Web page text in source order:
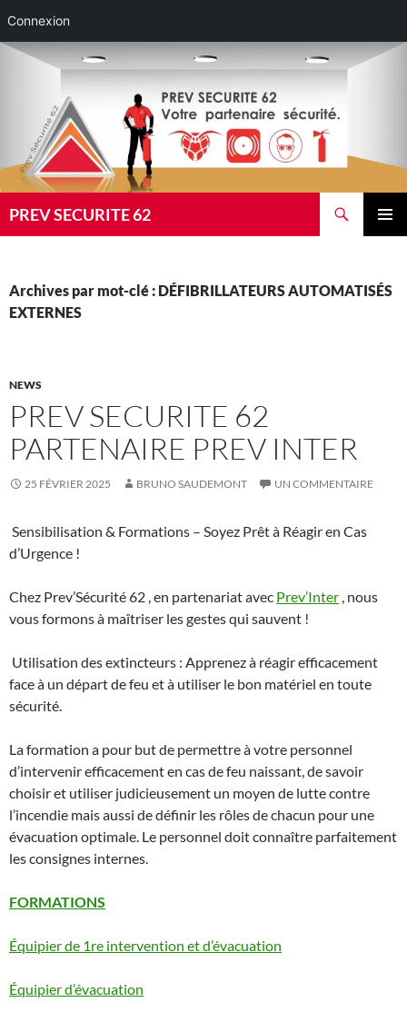
Connexion
Aller
PREV SECURITE 62
Archives par mot-clé : DÉFIBRILLATEURS AUTOMATISÉS
EXTERNES
NEWS
PREV SECURITE 62
PARTENAIRE PREV INTER
25 FÉVRIER 2025 BRUNO SAUDEMONT UN COMMENTAIRE
Sensibilisation & Formations – Soyez Prêt à Réagir en Cas
d’Urgence !
Chez Prev’Sécurité 62 , en partenariat avec Prev’Inter , nous
vous formons à maîtriser les gestes qui sauvent !
Utilisation des extincteurs : Apprenez à réagir efficacement
face à un départ de feu et à utiliser le bon matériel en toute
sécurité.
La formation a pour but de permettre à votre personnel
d’intervenir efficacement en cas de feu naissant, de savoir
choisir et utiliser judicieusement un moyen de lutte contre
l’incendie mais aussi de définir les rôles de chacun pour une
évacuation optimale. Le personnel doit connaître parfaitement
les consignes internes.
FORMATIONS
Équipier de 1re intervention et d’évacuation
Équipier d’évacuation